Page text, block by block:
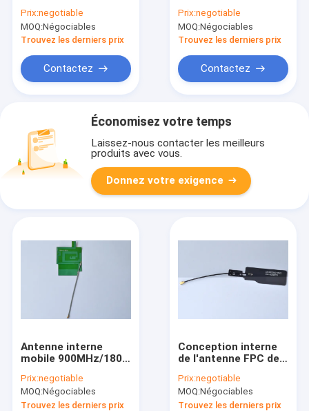
ohms pour la
machine de position
Prix:negotiable
MOQ:Négociables
Trouvez les derniers prix
Contactez
1900mhz GSM
Prix:negotiable
MOQ:Négociables
Trouvez les derniers prix
Contactez
Économisez votre temps
Laissez-nous contacter les meilleurs
produits avec vous.
Donnez votre exigence
Antenne interne
mobile 900MHz/1800
GSM de fréquence
Prix:negotiable
MOQ:Négociables
Trouvez les derniers prix
Conception interne
de l'antenne FPC de
câble du connecteur
rf 1,13 d'UFL
Prix:negotiable
MOQ:Négociables
Trouvez les derniers prix